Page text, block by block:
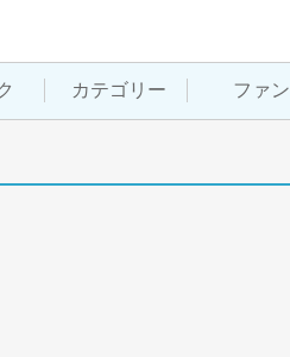
カテゴリー ファン